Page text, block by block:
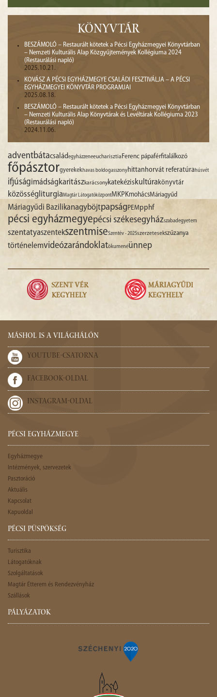
KÖNYVTÁR
BESZÁMOLÓ – Restaurált kötetek a Pécsi Egyházmegyei Könyvtárban
– Nemzeti Kulturális Alap Közgyűjtemények Kollégiuma 2024
(Restaurálási napló)
2025.10.21.
KOVÁSZ A PÉCSI EGYHÁZMEGYE CSALÁDI FESZTIVÁLJA – A PÉCSI
EGYHÁZMEGYEI KÖNYVTÁR PROGRAMJAI
2025.08.18.
BESZÁMOLÓ – Restaurált kötetek a Pécsi Egyházmegyei Könyvtárban
– Nemzeti Kulturális Alap Könyvtárak és Levéltárak Kollégiuma 2023
(Restaurálási napló)
2024.11.06.
adventbátacsaládegyházzeneeucharisztiaFerenc pápaférfitalálkozó
főpásztorgyerekekhavas boldogasszonyhittanhorvát referatúrahúsvét
ifjúságimádságkaritászkarácsonykatekéziskultúrakönyvtár
közösségliturgiaMagtár LátogatóközpontMKPKmohácsMáriagyűd
Máriagyűdi BazilikanagyböjtpapságPEMpphf
pécsi egyházmegyepécsi székesegyházszabadegyetem
szentatyaszentekszentmiseSzentév - 2025szerzetesekszűzanya
történelemvideózarándoklatökumenéünnep
MÁSHOL IS A VILÁGHÁLÓN
YOUTUBE-CSATORNA
FACEBOOK-OLDAL
INSTAGRAM-OLDAL
PÉCSI EGYHÁZMEGYE
Egyházmegye
Intézmények, szervezetek
Pasztoráció
Aktuális
Kapcsolat
Kapuoldal
PÉCSI PÜSPÖKSÉG
Turisztika
Látogatóknak
Szolgáltatások
Magtár Étterem és Rendezvényház
Szállások
PÁLYÁZATOK